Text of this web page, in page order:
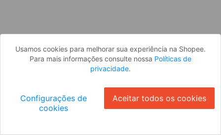
Usamos cookies para melhorar sua experiência na Shopee.
Para mais informações consulte nossa Políticas de
privacidade.
Configurações de
cookies
Aceitar todos os cookies